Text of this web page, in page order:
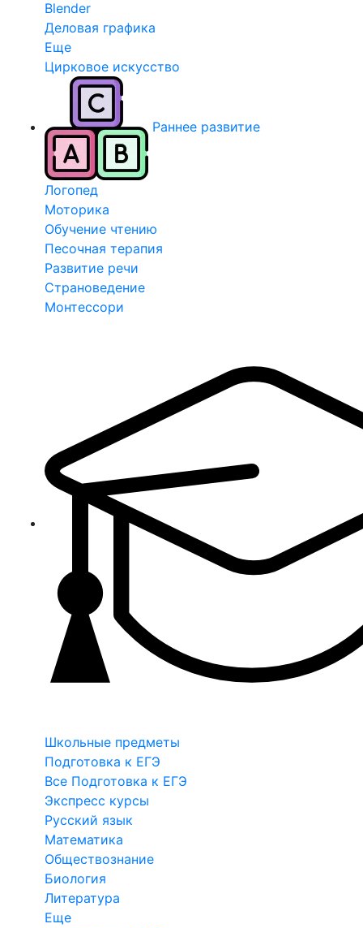
Blender
Деловая графика
Еще
Цирковое искусство
Раннее развитие
Логопед
Моторика
Обучение чтению
Песочная терапия
Развитие речи
Страноведение
Монтессори
Школьные предметы
Подготовка к ЕГЭ
Все Подготовка к ЕГЭ
Экспресс курсы
Русский язык
Математика
Обществознание
Биология
Литература
Еще